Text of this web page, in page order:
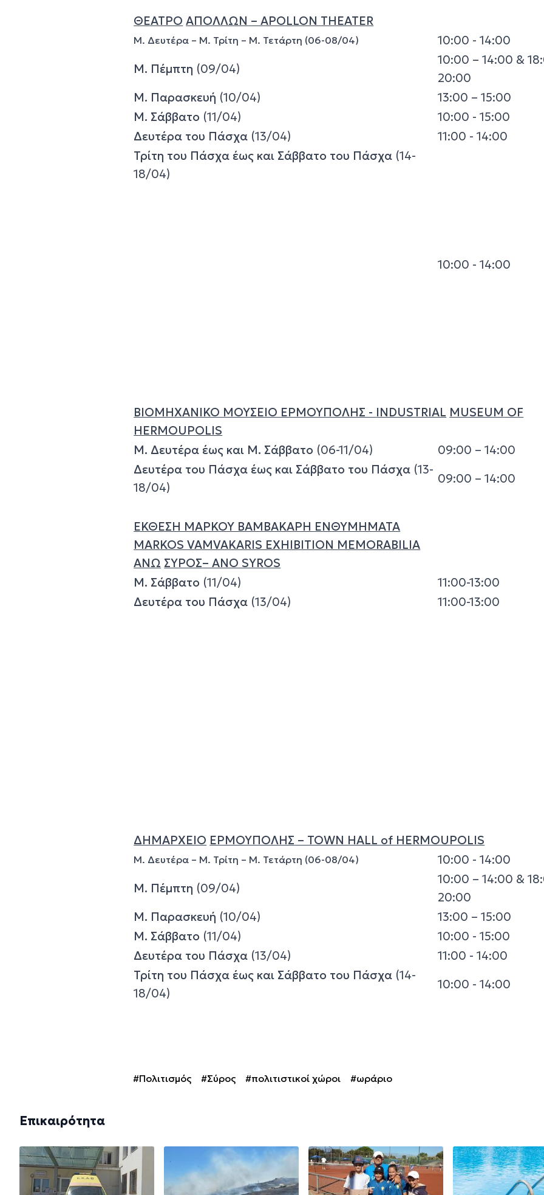
ΘΕΑΤΡΟ ΑΠΟΛΛΩΝ – APOLLON THEATER
Μ. Δευτέρα – Μ. Τρίτη – Μ. Τετάρτη (06-08/04)
10:00 - 14:00
Μ. Πέμπτη (09/04)
10:00 – 14:00 &
20:00
Μ. Παρασκευή (10/04)
13:00 – 15:00
Μ. Σάββατο (11/04)
10:00 - 15:00
Δευτέρα του Πάσχα (13/04)
11:00 - 14:00
Τρίτη του Πάσχα έως και Σάββατο του Πάσχα (14-
18/04)
10:00 - 14:00
ΒΙΟΜΗΧΑΝΙΚΟ ΜΟΥΣΕΙΟ ΕΡΜΟΥΠΟΛΗΣ - INDUSTRIAL MUSEUM ΟF
HERMOUPOLIS
Μ. Δευτέρα έως και Μ. Σάββατο (06-11/04)
09:00 – 14:00
Δευτέρα του Πάσχα έως και Σάββατο του Πάσχα (13-
18/04)
09:00 – 14:00
ΕΚΘΕΣΗ ΜΑΡΚΟΥ ΒΑΜΒΑΚΑΡΗ ΕΝΘΥΜΗΜΑΤΑ
MARKOS VAMVAKARIS EXHIBITION MEMORABILIA
ΑΝΩ ΣΥΡΟΣ– ANO SYROS
Μ. Σάββατο (11/04)
11:00-13:00
Δευτέρα του Πάσχα (13/04) 11:00-13:00
ΔΗΜΑΡΧΕΙΟ ΕΡΜΟΥΠΟΛΗΣ – TOWN HALL of HERMOUPOLIS
Μ. Δευτέρα – Μ. Τρίτη – Μ. Τετάρτη (06-08/04)
10:00 - 14:00
Μ. Πέμπτη (09/04)
10:00 – 14:00 &
20:00
Μ. Παρασκευή (10/04)
13:00 – 15:00
Μ. Σάββατο (11/04)
10:00 - 15:00
Δευτέρα του Πάσχα (13/04)
11:00 - 14:00
Τρίτη του Πάσχα έως και Σάββατο του Πάσχα (14-
18/04)
10:00 - 14:00
#Πολιτισμός #Σύρος #πολιτιστικοί χώροι #ωράριο
Επικαιρότητα